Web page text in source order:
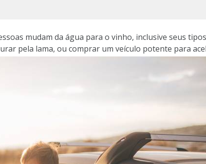
mudam da água para o vinho, inclusive seus
pela lama, ou comprar um veículo potente para